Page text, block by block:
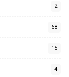
2
68
15
4